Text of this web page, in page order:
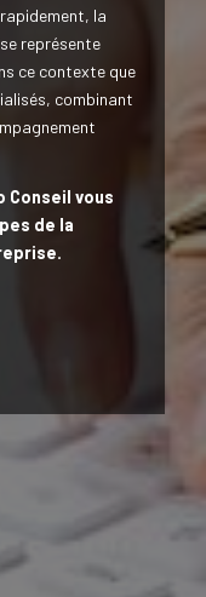
la
représente
ce contexte que
combinant
Conseil vous
de la